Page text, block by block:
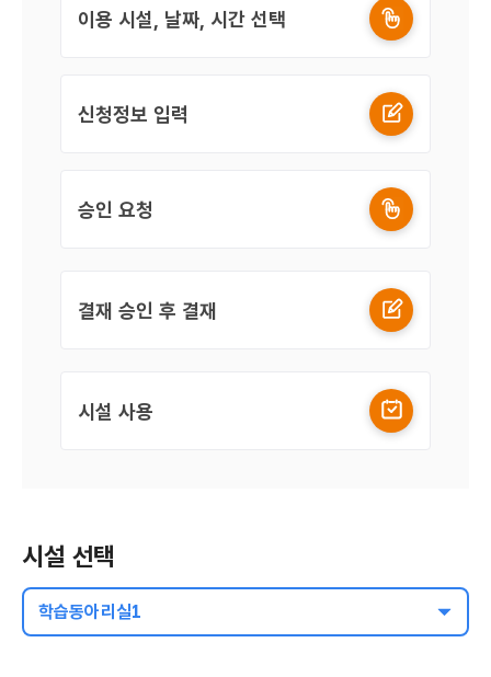
이용 시설, 날짜, 시간 선택
신청정보 입력
승인 요청
결재 승인 후 결재
시설 사용
시설 선택
학습동아리실1